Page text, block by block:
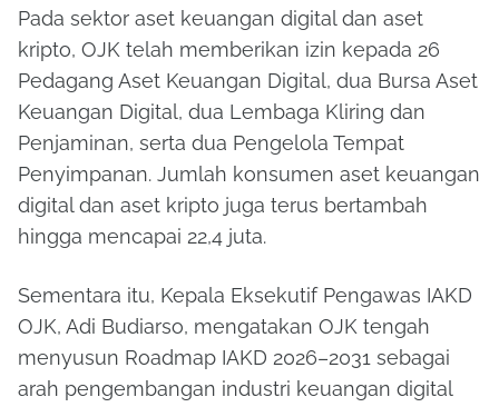
Pada sektor aset keuangan digital dan aset
kripto, OJK telah memberikan izin kepada 26
Pedagang Aset Keuangan Digital, dua Bursa Aset
Keuangan Digital, dua Lembaga Kliring dan
Penjaminan, serta dua Pengelola Tempat
Penyimpanan. Jumlah konsumen aset keuangan
digital dan aset kripto juga terus bertambah
hingga mencapai 22,4 juta.
Sementara itu, Kepala Eksekutif Pengawas IAKD
OJK, Adi Budiarso, mengatakan OJK tengah
menyusun Roadmap IAKD 2026–2031 sebagai
arah pengembangan industri keuangan digital